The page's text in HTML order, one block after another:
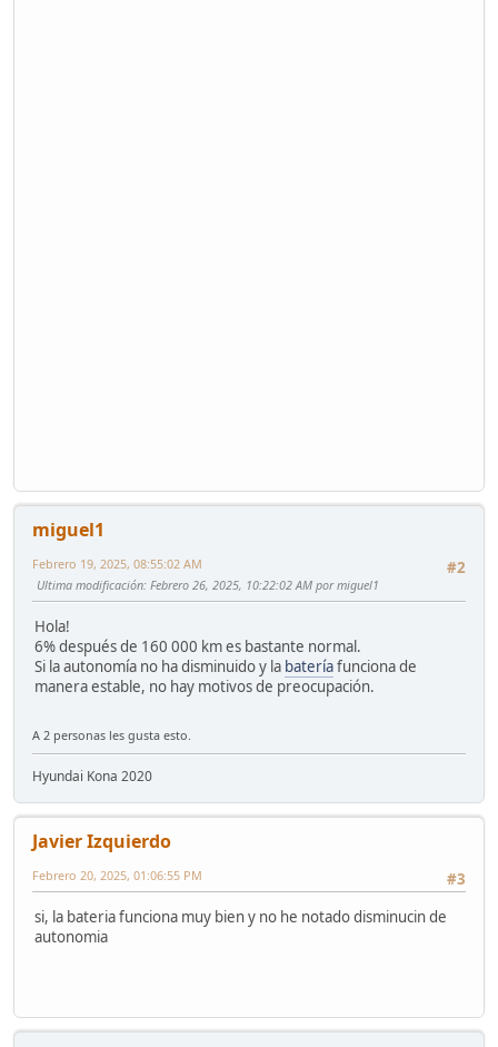
miguel1
#2
Febrero 19, 2025, 08:55:02 AM
Ultima modificación: Febrero 26, 2025, 10:22:02 AM por miguel1
Hola!
6% después de 160 000 km es bastante normal.
Si la autonomía no ha disminuido y la bateríafunciona de
manera estable, no hay motivos de preocupación.
A 2 personas les gusta esto.
Hyundai Kona 2020
Javier Izquierdo
#3
Febrero 20, 2025, 01:06:55 PM
si, la bateria funciona muy bien y no he notado disminucin de
autonomia